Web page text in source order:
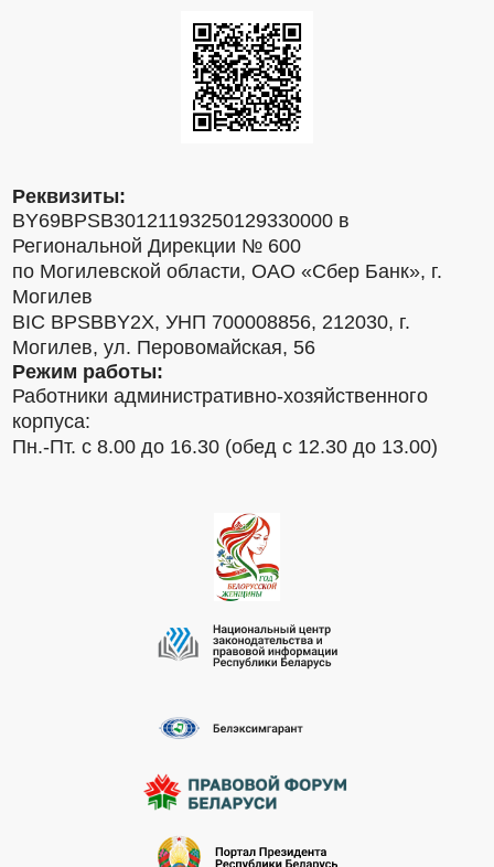
Реквизиты:
BY69BPSB30121193250129330000 в
Региональной Дирекции № 600
по Могилевской области, ОАО «Сбер Банк», г.
Могилев
BIC BPSBBY2X, УНП 700008856, 212030, г.
Могилев, ул. Перовомайская, 56
Режим работы:
Работники административно-хозяйственного
корпуса:
Пн.-Пт. с 8.00 до 16.30 (обед с 12.30 до 13.00)